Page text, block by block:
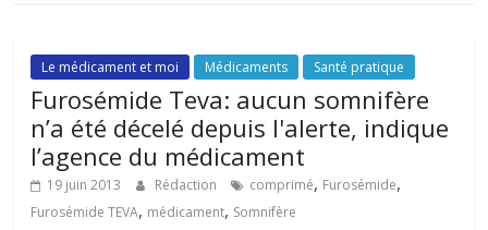
Le médicament et moi Médicaments Santé pratique
Furosémide Teva: aucun somnifère
n’a été décelé depuis l'alerte, indique
l’agence du médicament
19 juin 2013 Rédaction comprimé, Furosémide,
Furosémide TEVA, médicament, Somnifère